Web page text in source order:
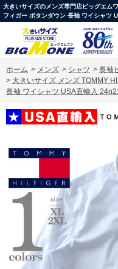
大きいサイズのメンズ専門店ビッグエム
フィガー ボタンダウン 長袖 ワイシャツ
ホーム > メンズ > シャツ > 長袖
> 大きいサイズ メンズ TOMMY
長袖 ワイシャツ USA直輸入